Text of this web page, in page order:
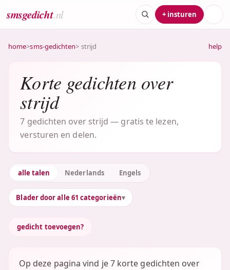
smsgedicht.nl + insturen
home>sms-gedichten> strijd help
Korte gedichten over
strijd
7 gedichten over strijd — gratis te lezen,
versturen en delen.
alle talen Nederlands Engels
Blader door alle 61 categorieën
gedicht toevoegen?
Op deze pagina vind je 7 korte gedichten over